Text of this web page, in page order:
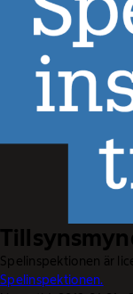
Spelinspektionen är
Spelinspektionen.